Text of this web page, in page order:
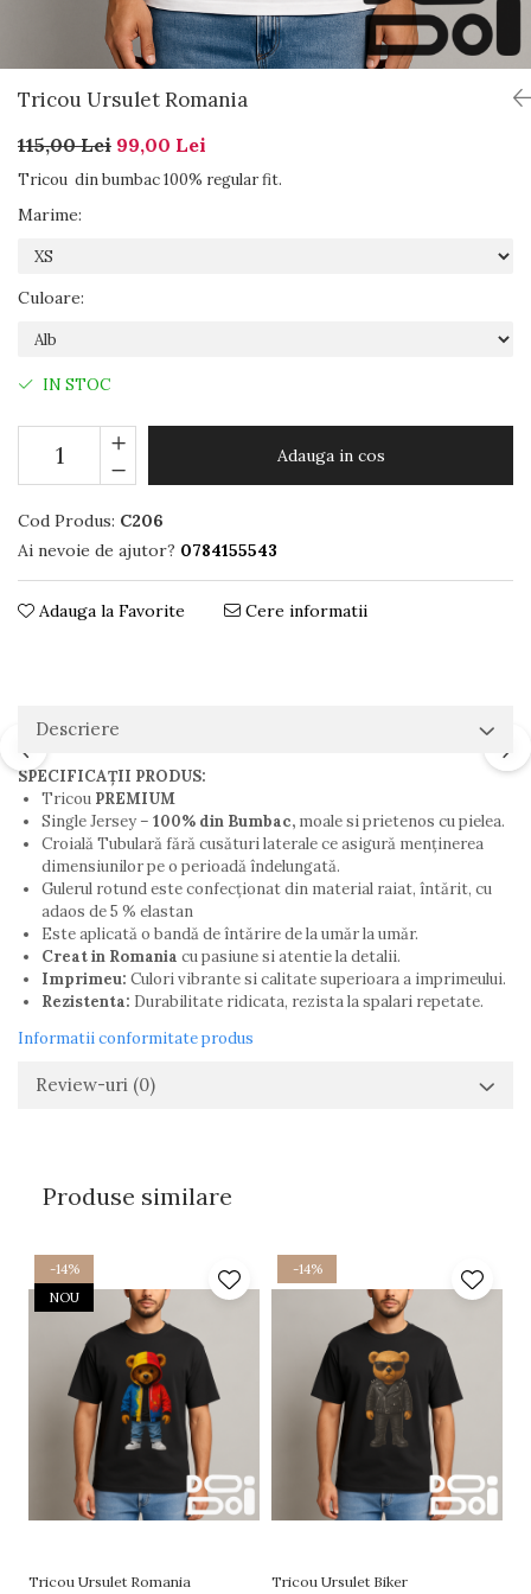
Tricou Ursulet Romania
115,00 Lei 99,00 Lei
Tricou din bumbac 100% regular fit.
Marime:
Culoare:
IN STOC
Adauga in cos
Cod Produs: C206
Ai nevoie de ajutor? 0784155543
Adauga la Favorite Cere informatii
Descriere
SPECIFICAȚII PRODUS:
Tricou PREMIUM
Single Jersey – 100% din Bumbac, moale si prietenos cu pielea.
Croială Tubulară fără cusături laterale ce asigură menţinerea
dimensiunilor pe o perioadă îndelungată.
Gulerul rotund este confecționat din material raiat, întărit, cu
adaos de 5 % elastan
Este aplicată o bandă de întărire de la umăr la umăr.
Creat in Romania cu pasiune si atentie la detalii.
Imprimeu: Culori vibrante si calitate superioara a imprimeului.
Rezistenta: Durabilitate ridicata, rezista la spalari repetate.
Informatii conformitate produs
Review-uri (0)
Produse similare
-14%
NOU
Tricou Ursulet Romania
-14%
Tricou Ursulet Biker